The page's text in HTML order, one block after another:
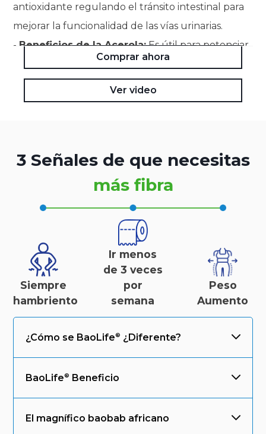
antioxidante regulando el tránsito intestinal para
mejorar la funcionalidad de las vías urinarias.
- Beneficios de la Acerola:Es útil para potenciar
las defensas naturales del organismo, favorecer la
acción reconstituyente y aportar propiedades
antioxidantes.
Comprar ahora
Ver video
3 Señales de que necesitas
más fibra
Siempre
hambriento
Ir menos
de 3 veces
por
semana
Peso
Aumento
¿Cómo se BaoLife ¿Diferente?
BaoLife Beneficio
El magnífico baobab africano